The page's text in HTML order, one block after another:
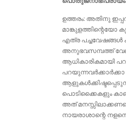
ഉത്തരം: അതിനു
മാങ്കുളത്തിന്റെയോ
എത്ര പച്ചവേഷങ്ങൾ
അനുഭവസമ്പത്ത്
ആധികാരികമായി
പൊടിക്കൈകളും
അത്
നായരാശാന്റെ